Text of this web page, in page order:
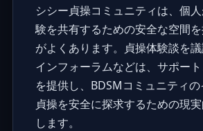
シシー貞操コミュニティは、個
験を共有するための安全な空間
がよくあります。
貞操体験談を
インフォーラムなどは、サポー
を提供し、BDSMコミュニティの
貞操を安全に探求するための現
します。